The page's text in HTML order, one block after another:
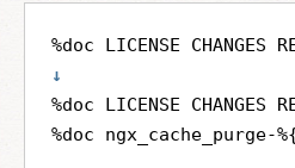
↓
%doc LICENSE CHANGES